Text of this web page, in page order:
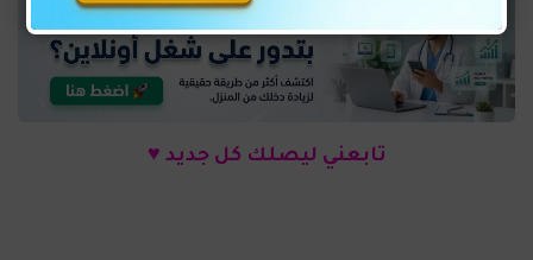
تابعني ليصلك كل جديد ♥